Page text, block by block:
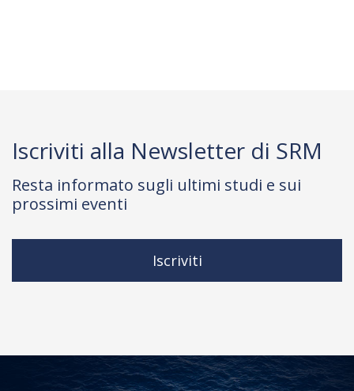
Iscriviti alla Newsletter di SRM
Resta informato sugli ultimi studi e sui
prossimi eventi
Iscriviti